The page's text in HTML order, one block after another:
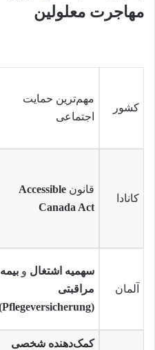
مهاجرت معلولین
کشور
مهم‌ترین حمایت
اجتماعی
کانادا
قانونAccessible
Canada Act
آلمان
سهمیه اشتغال وبیمه
مراقبتی
(Pflegeversicherung)
کمک‌دهنده شخصی